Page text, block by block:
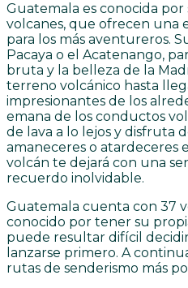
Guatemala es conocida
volcanes, que ofrecen una
para los más aventureros.
Pacaya o el Acatenango,
bruta y la belleza de la
terreno volcánico hasta
impresionantes de los
emana de los conductos
de lava a lo lejos y disfruta
amaneceres o atardeceres
volcán te dejará con una
recuerdo inolvidable.
Guatemala cuenta con 37
conocido por tener su
puede resultar difícil
lanzarse primero. A
rutas de senderismo más